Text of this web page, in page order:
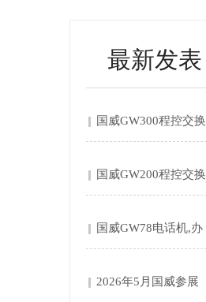
最新发表
国威GW300程控交换
国威GW200程控交换
国威GW78电话机,办
2026年5月国威参展